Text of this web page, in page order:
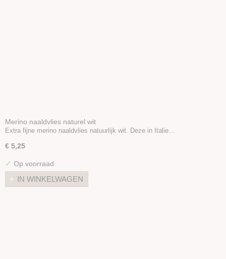
Merino naaldvlies naturel wit
Extra fijne merino naaldvlies natuurlijk wit. Deze in Italie…
€ 5,25
✓ Op voorraad
IN WINKELWAGEN